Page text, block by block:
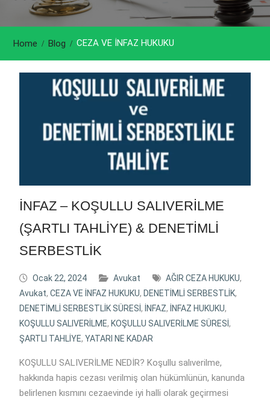
Home Blog CEZA VE İNFAZ HUKUKU
İNFAZ – KOŞULLU SALIVERİLME
(ŞARTLI TAHLİYE) & DENETİMLİ
SERBESTLİK
Ocak 22, 2024 Avukat AĞIR CEZA HUKUKU,
Avukat, CEZA VE İNFAZ HUKUKU, DENETİMLİ SERBESTLİK,
DENETİMLİ SERBESTLİK SÜRESİ , İNFAZ, İNFAZ HUKUKU,
KOŞULLU SALIVERİLME, KOŞULLU SALIVERİLME SÜRESİ ,
ŞARTLI TAHLİYE, YATARI NE KADAR
KOŞULLU SALIVERİLME NEDİR? Koşullu salıverilme,
hakkında hapis cezası verilmiş olan hükümlünün, kanunda
belirlenen kısmını cezaevinde iyi halli olarak geçirmesi